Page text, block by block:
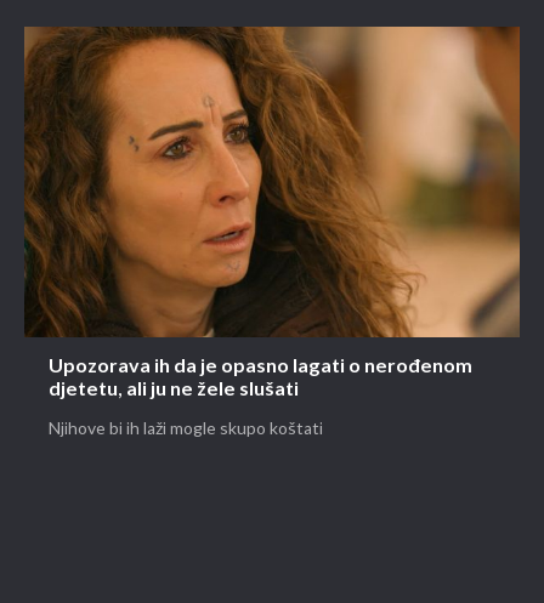
Upozorava ih da je opasno lagati o nerođenom
djetetu, ali ju ne žele slušati
Njihove bi ih laži mogle skupo koštati